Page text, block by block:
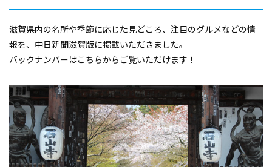
滋賀県内の名所や季節に応じた見どころ、注目のグルメなどの情
報を、中日新聞滋賀版に掲載いただきました。
バックナンバーはこちらからご覧いただけます！